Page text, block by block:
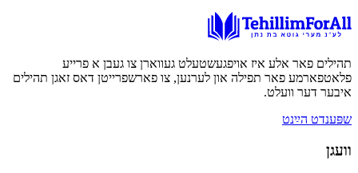
תהילים פאר אלע איז אויפגעשטעלט געווארן צו געבן א פרייע
פלאטפארמע פאר תפילה און לערנען, צו פארשפרייטן דאס זאגן תהילים
איבער דער וועלט.
שפּענדט הײַנט
וועגן